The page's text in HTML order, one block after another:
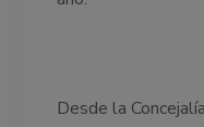
Desde la